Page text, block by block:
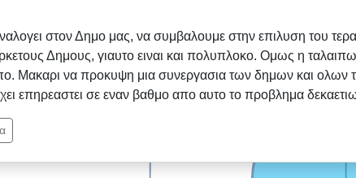
στον Δημο μας, να συμβαλουμε στην επιλυση του
Δημους, γιαυτο ειναι και πολυπλοκο. Ομως η
Μακαρι να προκυψη μια συνεργασια των δημων και ολων
επηρεαστει σε εναν βαθμο απο αυτο το προβλημα